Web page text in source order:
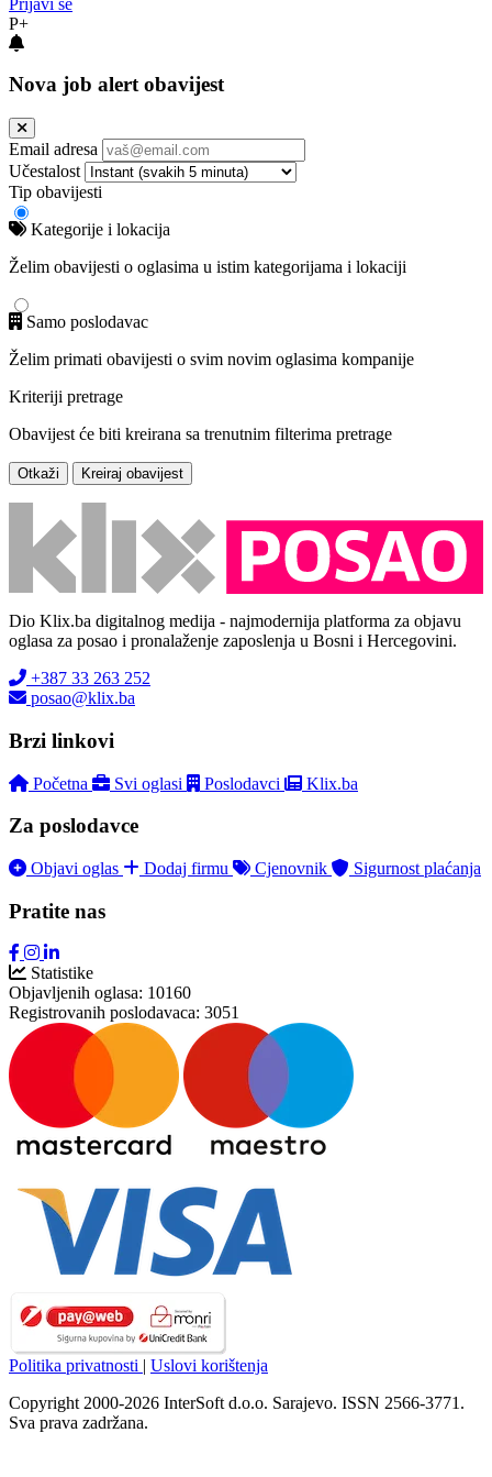
Prijavi se
P+
Nova job alert obavijest
Email adresa
Učestalost
Tip obavijesti
Kategorije i lokacija
Želim obavijesti o oglasima u istim kategorijama i lokaciji
Samo poslodavac
Želim primati obavijesti o svim novim oglasima kompanije
Kriteriji pretrage
Obavijest će biti kreirana sa trenutnim filterima pretrage
Otkaži Kreiraj obavijest
Dio Klix.ba digitalnog medija - najmodernija platforma za objavu
oglasa za posao i pronalaženje zaposlenja u Bosni i Hercegovini.
+387 33 263 252
posao@klix.ba
Brzi linkovi
Početna Svi oglasi Poslodavci Klix.ba
Za poslodavce
Objavi oglas Dodaj firmu Cjenovnik Sigurnost plaćanja
Pratite nas
Statistike
Objavljenih oglasa: 10160
Registrovanih poslodavaca: 3051
Politika privatnosti | Uslovi korištenja
Copyright 2000-2026 InterSoft d.o.o. Sarajevo. ISSN 2566-3771.
Sva prava zadržana.